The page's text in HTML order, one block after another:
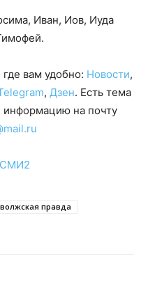
Иван, Иов, Иуда
вам удобно: Новости,
, Дзен. Есть тема
информацию на почту
СМИ2
волжская правда